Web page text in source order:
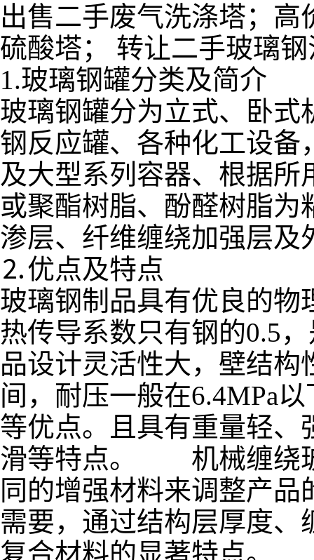
出售二手废气洗涤塔；
硫酸塔； 转让二手玻璃
1.玻璃钢罐分类及简介
玻璃钢罐分为立式、卧式
钢反应罐、各种化工设备
及大型系列容器、根据
或聚酯树脂、酚醛树脂
渗层、纤维缠绕加强层及
⒉优点及特点
玻璃钢制品具有优良的物
热传导系数只有钢的0.5
品设计灵活性大，壁结
间，耐压一般在6.4MPa
等优点。且具有重量轻、
滑等特点。 机械缠绕玻
同的增强材料来调整产
需要，通过结构层厚度
复合材料的显著特点。